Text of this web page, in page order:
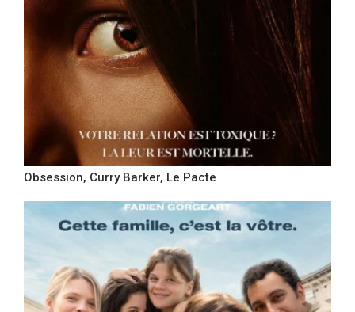
Obsession, Curry Barker, Le Pacte